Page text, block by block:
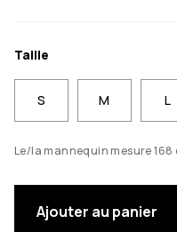
Taille
S M L
Le/la mannequin mesure 168
Ajouter au panier